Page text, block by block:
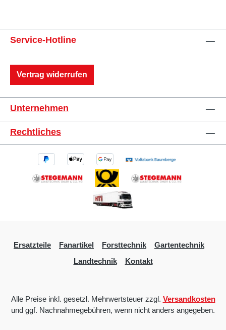
Service-Hotline
Vertrag widerrufen
Unternehmen
Rechtliches
Ersatzteile Fanartikel Forsttechnik
Gartentechnik
Landtechnik
Kontakt
Alle Preise inkl. gesetzl. Mehrwertsteuer zzgl. Versandkosten
und ggf. Nachnahmegebühren, wenn nicht anders angegeben.